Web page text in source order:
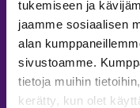
tukemiseen ja
jaamme sosiaalisen
alan
sivustoamme.
tietoja muihin
kerätty, kun olet